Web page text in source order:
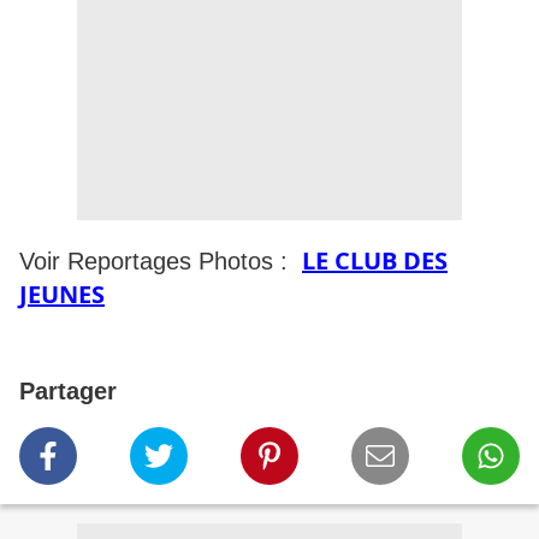
Voir Reportages Photos : LE CLUB DES
JEUNES
Partager